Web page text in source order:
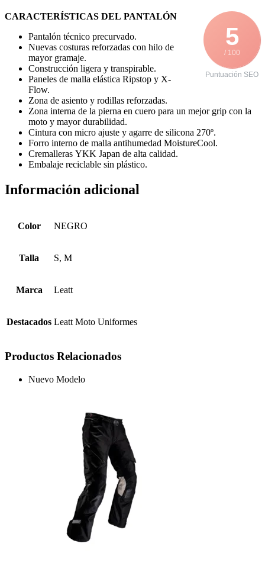
5
/ 100
Puntuación SEO
CARACTERÍSTICAS DEL PANTALÓN
Pantalón técnico precurvado.
Nuevas costuras reforzadas con hilo de
mayor gramaje.
Construcción ligera y transpirable.
Paneles de malla elástica Ripstop y X-
Flow.
Zona de asiento y rodillas reforzadas.
Zona interna de la pierna en cuero para un mejor grip con la
moto y mayor durabilidad.
Cintura con micro ajuste y agarre de silicona 270º.
Forro interno de malla antihumedad MoistureCool.
Cremalleras YKK Japan de alta calidad.
Embalaje reciclable sin plástico.
Información adicional
Color NEGRO
Talla S, M
Marca Leatt
Destacados Leatt Moto Uniformes
Productos Relacionados
Nuevo Modelo